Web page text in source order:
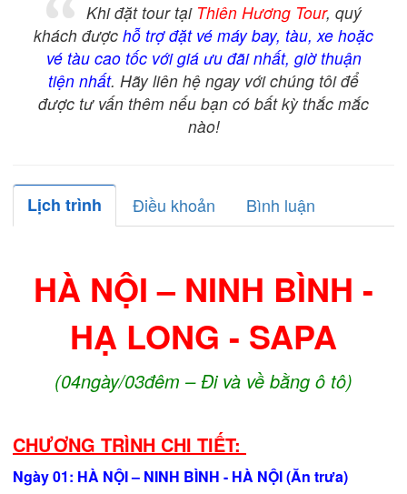
Khi đặt tour tại Thiên Hương Tour, quý
khách được hỗ trợ đặt vé máy bay, tàu, xe hoặc
vé tàu cao tốc với giá ưu đãi nhất, giờ thuận
tiện nhất. Hãy liên hệ ngay với chúng tôi để
được tư vấn thêm nếu bạn có bất kỳ thắc mắc
nào!
Lịch trình Điều khoản Bình luận
HÀ NỘI – NINH BÌNH -
HẠ LONG - SAPA
(04ngày/03đêm – Đi và về bằng ô tô)
CHƯƠNG TRÌNH CHI TIẾT:
Ngày 01: HÀ NỘI – NINH BÌNH - HÀ NỘI (Ăn trưa)